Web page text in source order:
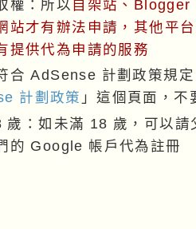
權：所以 自架站、Blogger
站才有辦法申請，其他平
提供代為申請的服務
合 AdSense 計劃政策規
計劃政策 」這個頁面，不
歲：如未滿 18 歲，可以請
的 Google 帳戶代為註冊